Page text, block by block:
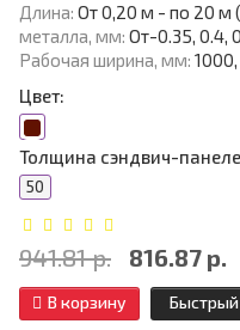
Длина: От 0,20 м - по 20 м
металла, мм: От-0.35, 0.4,
Рабочая ширина, мм: 1000,
Цвет:
Толщина сэндвич-
50
941.81 р. 816.87 р.
В корзину Быстрый